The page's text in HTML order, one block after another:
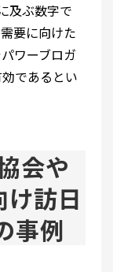
及ぶ数字で
要に向けた
ワーブロガ
であるとい
会や
訪日
事例